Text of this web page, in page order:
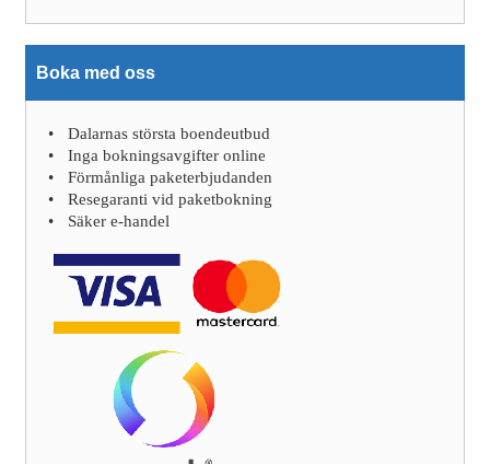
Boka med oss
Dalarnas största boendeutbud
Inga bokningsavgifter online
Förmånliga paketerbjudanden
Resegaranti vid paketbokning
Säker e-handel